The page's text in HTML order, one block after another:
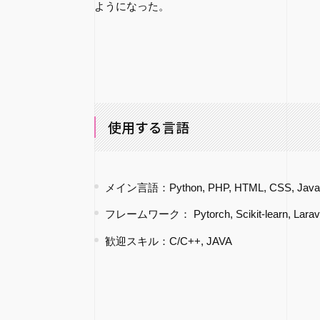
ようになった。
使用する言語
メイン言語：Python, PHP, HTML, CSS,
フレームワーク： Pytorch, Scikit-learn,
歓迎スキル：C/C++, JAVA